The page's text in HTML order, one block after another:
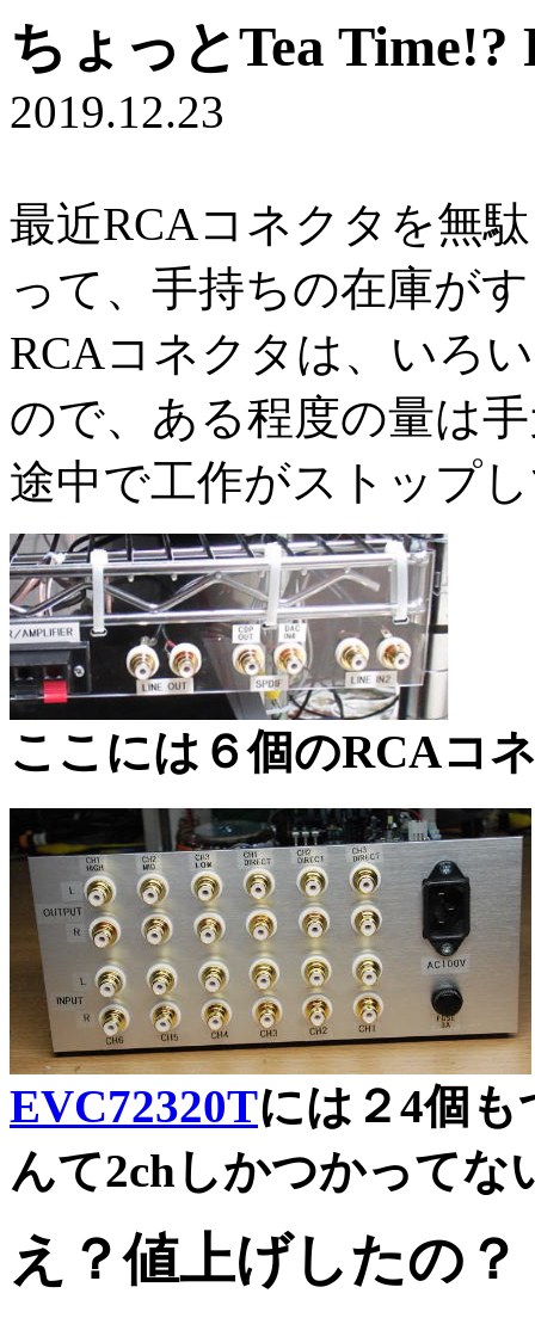
ちょっとTea
2019.12.23
最近RCAコネクタを無
って、手持ちの在庫が
RCAコネクタは、いろ
ので、ある程度の量は
途中で工作がストップ
ここには６個のRCAコ
EVC72320Tには２4個
んて2chしかつかってな
え？値上げしたの？